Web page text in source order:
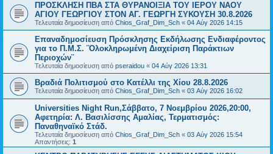
ΠΡΟΣΚΛΗΣΗ ΠΒΑ ΣΤΑ ΘΥΡΑΝΟΙΞΙΑ ΤΟΥ ΙΕΡΟΥ ΝΑΟΥ
ΑΓΙΟΥ ΓΕΩΡΓΙΟΥ ΣΤΟΝ ΑΓ. ΓΕΩΡΓΗ ΣΥΚΟΥΣΗ 30.8.2026
Τελευταία δημοσίευση από Chios_Graf_Dim_Sch « 04 Αύγ 2026 14:15
Επαναδημοσίευση Πρόσκλησης Εκδήλωσης Ενδιαφέροντος
για το Π.Μ.Σ. ¨Ολοκληρωμένη Διαχείριση Παράκτιων
Περιοχών¨
Τελευταία δημοσίευση από pseraidou « 04 Αύγ 2026 13:31
Βραδιά Πολιτισμού στο Κατέλλι της Χίου 28.8.2026
Τελευταία δημοσίευση από Chios_Graf_Dim_Sch « 03 Αύγ 2026 16:02
Universities Night Run,Σάββατο, 7 Νοεμβρίου 2026,20:00,
Αφετηρία: Λ. Βασιλίσσης Αμαλίας, Τερματισμός:
Παναθηναϊκό Στάδ.
Τελευταία δημοσίευση από Chios_Graf_Dim_Sch « 03 Αύγ 2026 15:54
Απαντήσεις: 1